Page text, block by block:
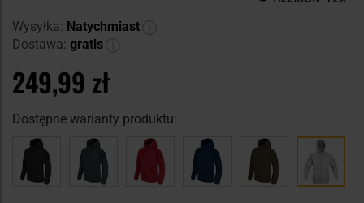
Wysyłka: Natychmiast
Dostawa: gratis
249,99 zł
Dostępne warianty produktu: